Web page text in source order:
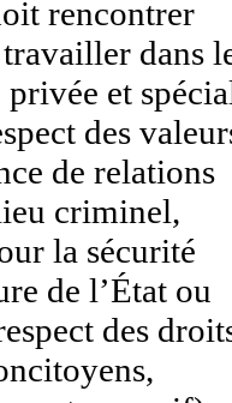
rencontrer
dans
et
des
de relations
criminel,
la sécurité
de l’État ou
des